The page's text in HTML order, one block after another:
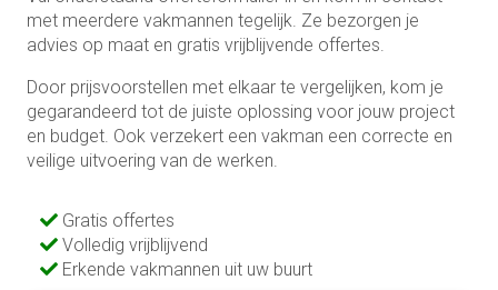
met meerdere vakmannen tegelijk. Ze bezorgen je
advies op maat en gratis vrijblijvende offertes.
Door prijsvoorstellen met elkaar te vergelijken, kom je
gegarandeerd tot de juiste oplossing voor jouw project
en budget. Ook verzekert een vakman een correcte en
veilige uitvoering van de werken.
Gratis offertes
Volledig vrijblijvend
Erkende vakmannen uit uw buurt